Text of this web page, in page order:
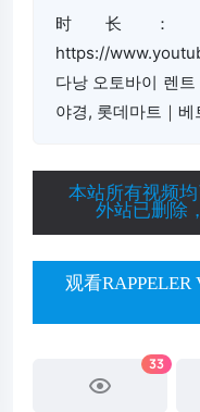
时长：
https://
다낭 오토바이 렌
야경, 롯데마트｜
本站所有视频
外站已删除
观看
33